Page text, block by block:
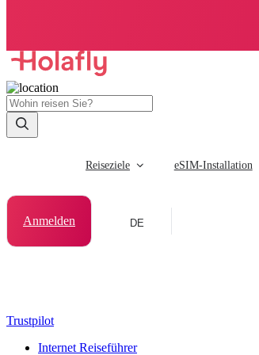
Reiseziele eSIM-Installation
Anmelden DE
Trustpilot
Internet Reiseführer